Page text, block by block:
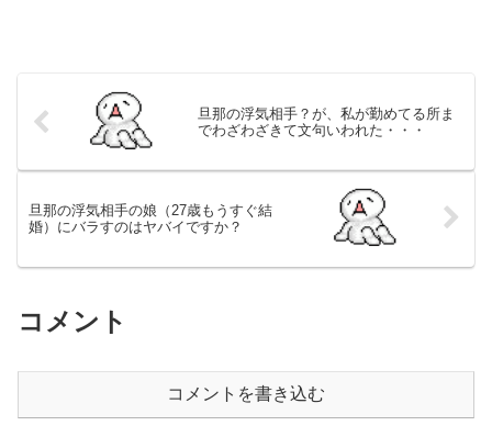
旦那の浮気相手？が、私が勤めてる所ま
でわざわざきて文句いわれた・・・
旦那の浮気相手の娘（27歳もうすぐ結
婚）にバラすのはヤバイですか？
コメント
コメントを書き込む